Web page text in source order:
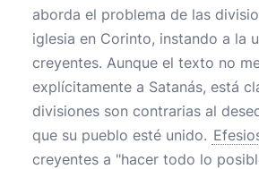
aborda el problema de las
iglesia en Corinto, instando a la
creyentes. Aunque el texto no
explícitamente a Satanás, está
divisiones son contrarias al
que su pueblo esté unido.
creyentes a "hacer todo lo